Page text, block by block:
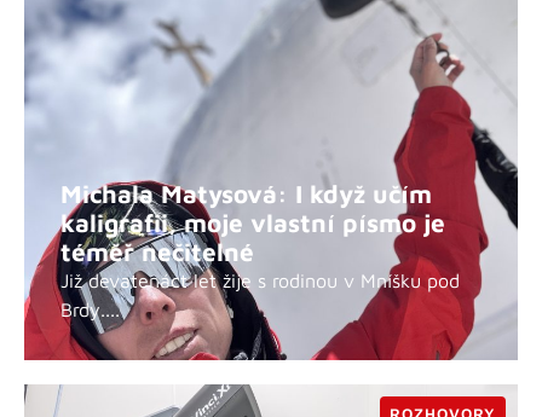
Michala Matysová: I když učím
kaligrafii, moje vlastní písmo je
téměř nečitelné
Již devatenáct let žije s rodinou v Mníšku pod
Brdy....